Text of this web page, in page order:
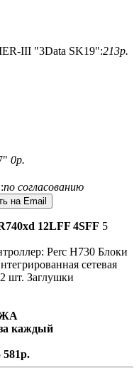
III "3Data SK19":213р.
0р.
по согласованию
12LFF 4SFF 5
Perc H730 Блоки
сетевая
шт. Заглушки
каждый
581р.